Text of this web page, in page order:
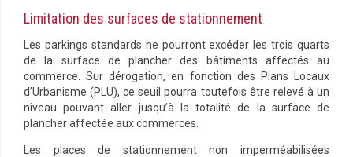
Limitation des surfaces de stationnement
Les parkings standards ne pourront excéder les trois quarts
de la surface de plancher des bâtiments affectés au
commerce. Sur dérogation, en fonction des Plans Locaux
d’Urbanisme (PLU), ce seuil pourra toutefois être relevé à un
niveau pouvant aller jusqu’à la totalité de la surface de
plancher affectée aux commerces.
Les places de stationnement non imperméabilisées